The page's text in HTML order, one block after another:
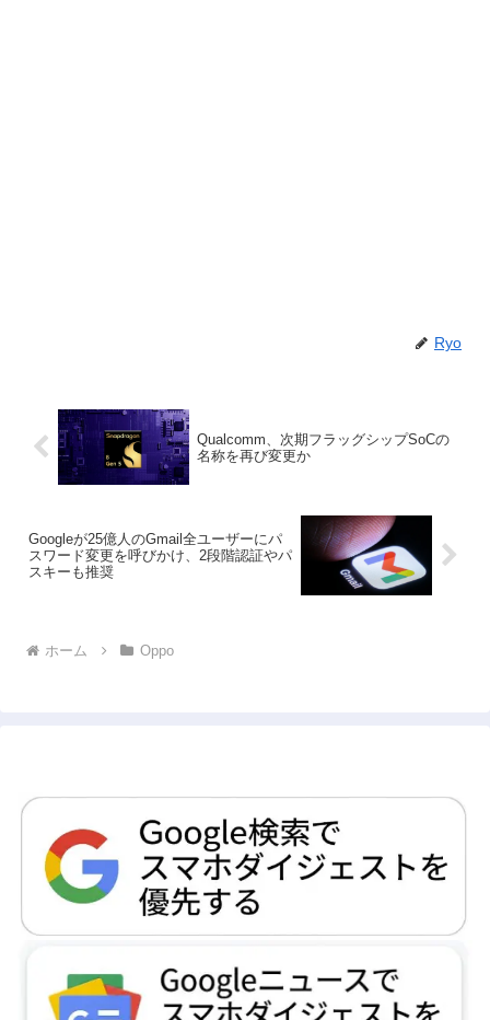
Ryo
Qualcomm、次期フラッグシップSoCの
名称を再び変更か
Googleが25億人のGmail全ユーザーにパ
スワード変更を呼びかけ、2段階認証やパ
スキーも推奨
ホーム Oppo